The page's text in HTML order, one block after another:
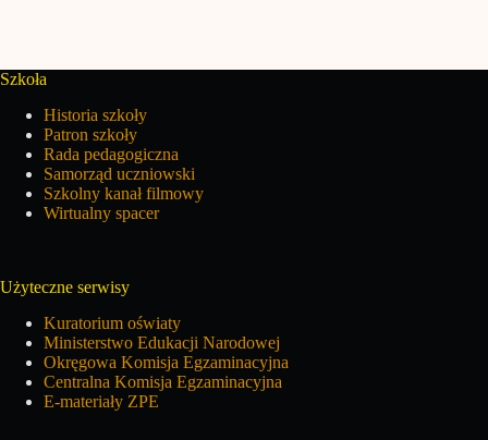
Szkoła
Historia szkoły
Patron szkoły
Rada pedagogiczna
Samorząd uczniowski
Szkolny kanał filmowy
Wirtualny spacer
Użyteczne serwisy
Kuratorium oświaty
Ministerstwo Edukacji Narodowej
Okręgowa Komisja Egzaminacyjna
Centralna Komisja Egzaminacyjna
E-materiały ZPE